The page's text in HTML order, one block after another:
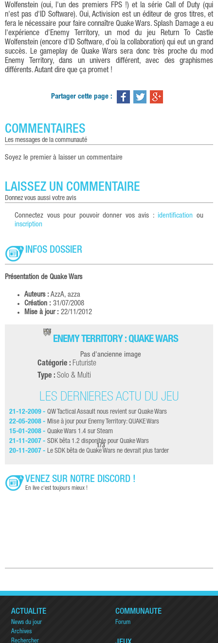
Wolfenstein (oui, l'un des premiers FPS !) et la série Call of Duty (qui
n'est pas d'ID Software). Oui, Activision est un éditeur de gros titres, et
fera le nécessaire pour faire connaître Quake Wars. Splash Damage a eu
l'expérience d'Enemy Territory, un mod du jeu Return To Castle
Wolfenstein (encore d'ID Software, d'où la collaboration) qui eut un grand
succès. Le gameplay de Quake Wars sera donc très proche du mod
Enemy Territory, dans un univers différent, avec des graphismes
différents. Autant dire que ça promet !
Partager cette page :
COMMENTAIRES
les messages de la communauté
Soyez le premier à laisser un commentaire
LAISSEZ UN COMMENTAIRE
donnez vous aussi votre avis
Connectez vous pour pouvoir donner vos avis : identification ou
inscription
INFOS DOSSIER
Présentation de Quake Wars
Auteurs : AzzA, azza
Création : 31/07/2008
Mise à jour : 22/11/2012
ENEMY TERRITORY : QUAKE WARS
Pas d'ancienne image
Catégorie : Futuriste
Type : Solo & Multi
LES DERNIÈRES ACTU DU JEU
21-12-2009 - QW Tactical Assault nous revient sur Quake Wars
22-05-2008 - Mise à jour pour Enemy Territory: QUAKE Wars
15-01-2008 - Quake Wars 1.4 sur Steam
21-11-2007 - SDK bêta 1.2 disponible pour Quake Wars
20-11-2007 - Le SDK bêta de Quake Wars ne devrait plus tarder
1/3
VENEZ SUR NOTRE DISCORD !
En live c'est toujours mieux !
ACTUALITÉ
News du jour
Archives
Rechercher
COMMUNAUTÉ
Forum